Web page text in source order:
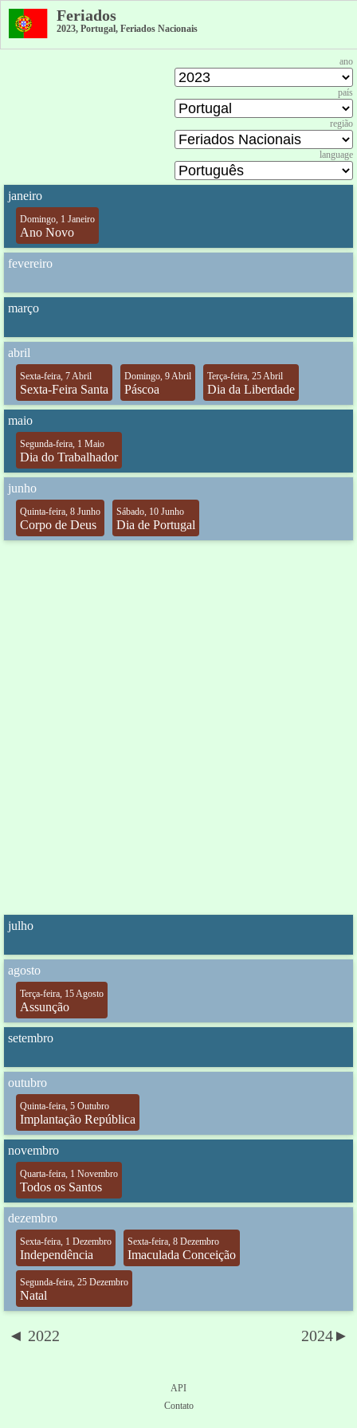
Feriados
2023, Portugal, Feriados Nacionais
ano
país
região
language
janeiro
Domingo, 1 Janeiro
Ano Novo
fevereiro
março
abril
Sexta-feira, 7 Abril
Sexta-Feira Santa
Domingo, 9 Abril
Páscoa
Terça-feira, 25 Abril
Dia da Liberdade
maio
Segunda-feira, 1 Maio
Dia do Trabalhador
junho
Quinta-feira, 8 Junho
Corpo de Deus
Sábado, 10 Junho
Dia de Portugal
julho
agosto
Terça-feira, 15 Agosto
Assunção
setembro
outubro
Quinta-feira, 5 Outubro
Implantação República
novembro
Quarta-feira, 1 Novembro
Todos os Santos
dezembro
Sexta-feira, 1 Dezembro
Independência
Sexta-feira, 8 Dezembro
Imaculada Conceição
Segunda-feira, 25 Dezembro
Natal
◄ 2022 2024►
API
Contato